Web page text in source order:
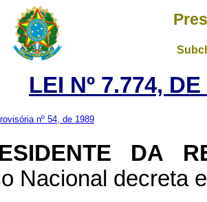
LEI Nº 7.774,
nº 54, de 1989
DA
Nacional decreta